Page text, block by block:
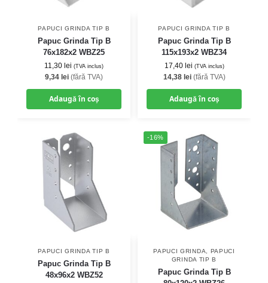
PAPUCI GRINDA TIP B
Papuc Grinda Tip B
76x182x2 WBZ25
11,30 lei (TVA inclus)
9,34 lei (fără TVA)
Adaugă în coș
PAPUCI GRINDA TIP B
Papuc Grinda Tip B
115x193x2 WBZ34
17,40 lei (TVA inclus)
14,38 lei(fără TVA)
Adaugă în coș
PAPUCI GRINDA TIP B
Papuc Grinda Tip B
48x96x2 WBZ52
-16%
PAPUCI GRINDA, PAPUCI
GRINDA TIP B
Papuc Grinda Tip B